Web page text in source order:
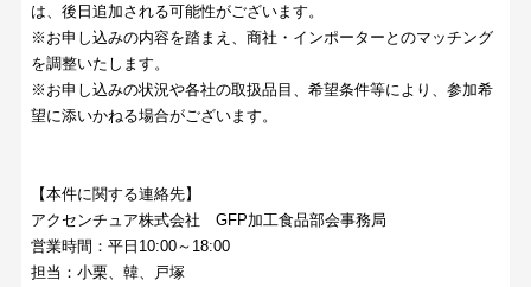
は、後日追加される可能性がございます。
※お申し込みの内容を踏まえ、商社・インポーターとのマッチング
を調整いたします。
※お申し込みの状況や各社の取扱品目、希望条件等により、参加希
望に添いかねる場合がございます。
【本件に関する連絡先】
アクセンチュア株式会社 GFP加工食品部会事務局
営業時間：平日10:00～18:00
担当：小栗、韓、戸塚